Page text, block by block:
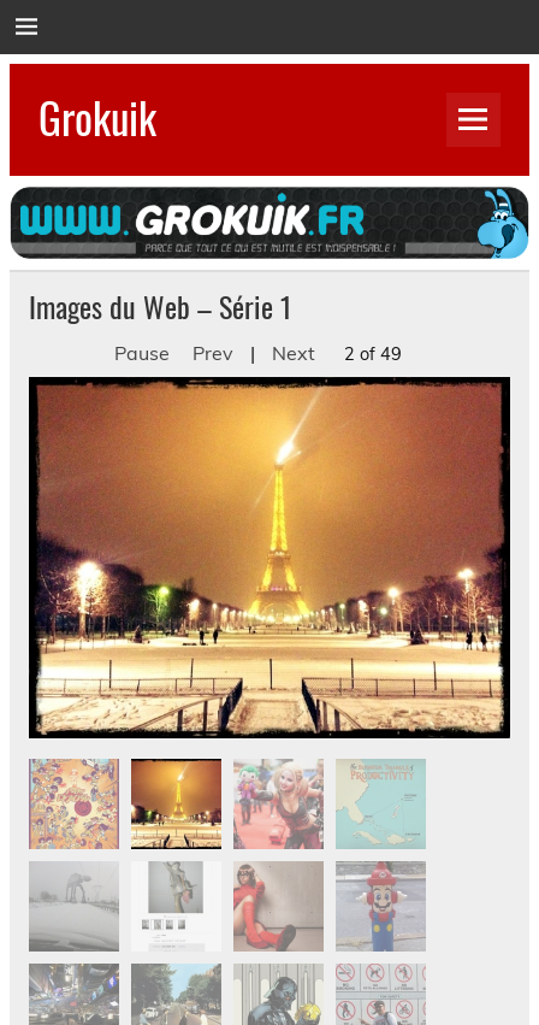
to
Grokuik
Images du Web – Série 1
Pause Prev | Next 2 of 49